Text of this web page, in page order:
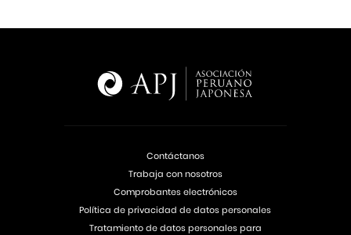
Contáctanos
Trabaja con nosotros
Comprobantes electrónicos
Política de privacidad de datos personales
Tratamiento de datos personales para